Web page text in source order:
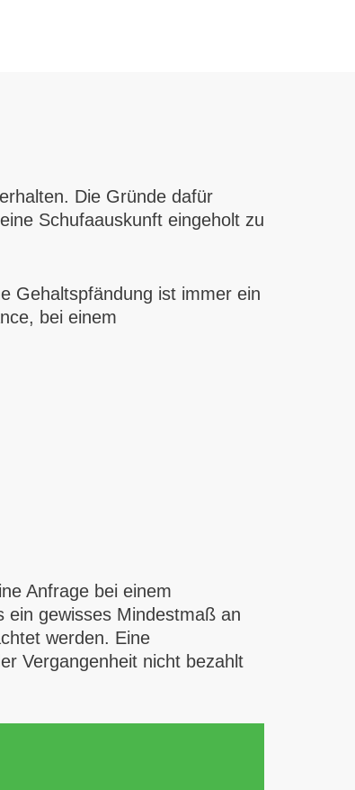
Die Gründe dafür
Schufaauskunft eingeholt zu
Gehaltspfändung ist immer ein
bei einem
Anfrage bei einem
ein gewisses Mindestmaß an
werden. Eine
Vergangenheit nicht bezahlt